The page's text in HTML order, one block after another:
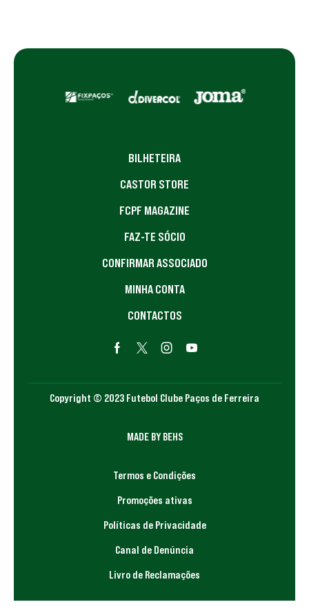
BILHETEIRA
CASTOR STORE
FCPF MAGAZINE
FAZ-TE SÓCIO
CONFIRMAR ASSOCIADO
MINHA CONTA
CONTACTOS
Copyright © 2023 Futebol Clube Paços de Ferreira
MADE BY BEHS
Termos e Condições
Promoções ativas
Políticas de Privacidade
Canal de Denúncia
Livro de Reclamações